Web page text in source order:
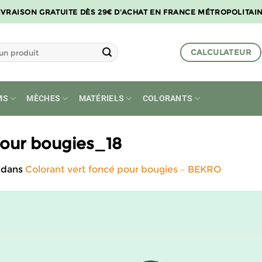
GRATUITE DÈS 29€ D'ACHAT EN FRANCE
CALCULATEUR
MÈCHES MATÉRIELS COLORANTS
bougies_18
Colorant vert foncé pour bougies – BEKRO